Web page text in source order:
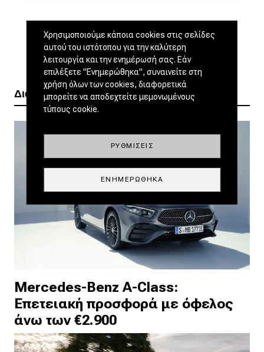
Διαβάστε ακόμα
Mercedes-Benz A-Class:
Επετειακή προσφορά με όφελος
άνω των €2.900
Χρησιμοποιούμε κάποια cookies στις σελίδες
αυτού του ιστότοπου για την καλύτερη
λειτουργία και την ενημέρωσή σας. Εάν
επιλέξετε "Ενημερώθηκα", συναινείτε στη
χρήση όλων των cookies, διαφορετικά
μπορείτε να αποδεχτείτε μεμονωμένους
τύπους cookie.
ΡΥΘΜΊΣΕΙΣ
ΕΝΗΜΕΡΏΘΗΚΑ